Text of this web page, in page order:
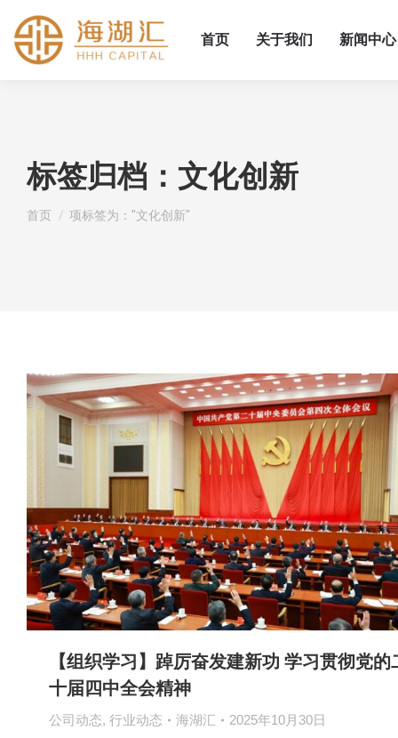
首页 关于我们 新闻中心
标签归档： 文化创新
您在这里：
首页 项标签为："文化创新"
【组织学习】踔厉奋发建新功 学习贯彻党的
十届四中全会精神
公司动态, 行业动态 海湖汇 2025年10月30日